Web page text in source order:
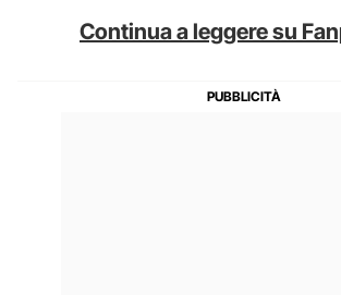
Continua a leggere su